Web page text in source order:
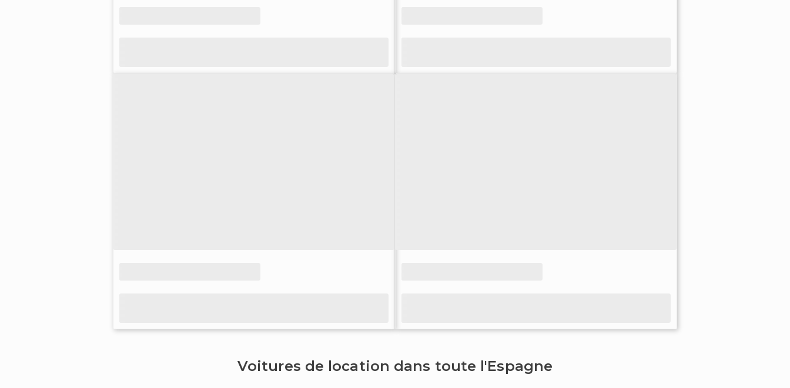
Voitures de location dans toute l'Espagne